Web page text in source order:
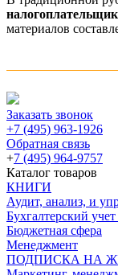
материалов
Заказать звонок
+7 (495) 963-1926
Обратная связь
+7 (495) 964-9757
Каталог товаров
КНИГИ
Аудит, анализ, и
Бухгалтерский
Бюджетная сфера
Менеджмент
ПОДПИСКА НА